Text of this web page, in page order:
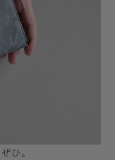
ひ。